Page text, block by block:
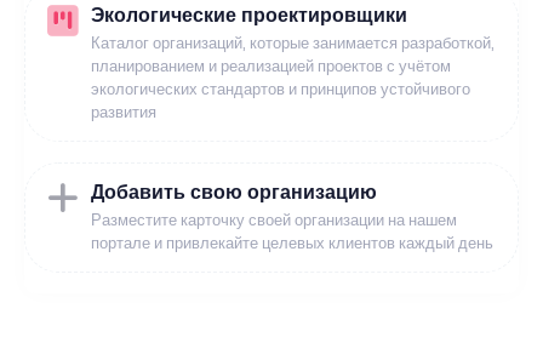
Экологические проектировщики
Каталог организаций, которые занимается разработкой,
планированием и реализацией проектов с учётом
экологических стандартов и принципов устойчивого
развития
Добавить свою организацию
Разместите карточку своей организации на нашем
портале и привлекайте целевых клиентов каждый день